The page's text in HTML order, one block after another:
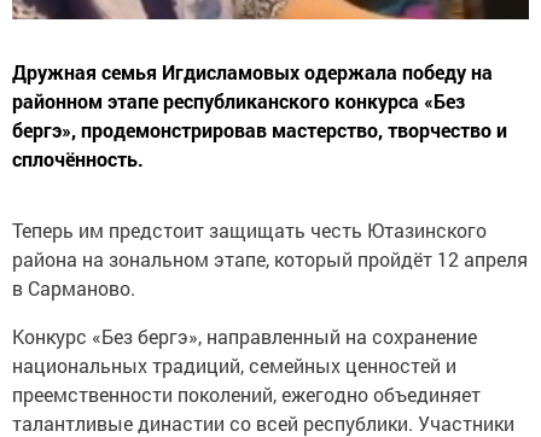
Дружная семья Игдисламовых одержала победу на
районном этапе республиканского конкурса «Без
бергэ», продемонстрировав мастерство, творчество и
сплочённость.
Теперь им предстоит защищать честь Ютазинского
района на зональном этапе, который пройдёт 12 апреля
в Сарманово.
Конкурс «Без бергэ», направленный на сохранение
национальных традиций, семейных ценностей и
преемственности поколений, ежегодно объединяет
талантливые династии со всей республики. Участники